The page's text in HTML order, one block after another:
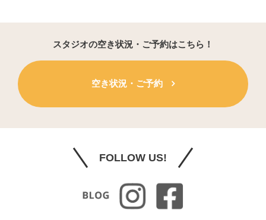
スタジオの空き状況・ご予約はこちら！
空き状況・ご予約
FOLLOW US!